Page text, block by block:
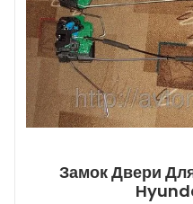
Замок Двери